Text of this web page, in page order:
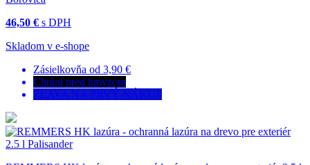
46,50 € s DPH
Skladom v e-shope
Zásielkovňa od 3,90 €
Chráni pred hmyzom
ZĽAVA NA PRVÝ NÁKUP